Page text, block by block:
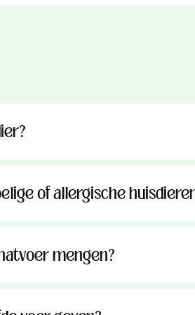
of allergische
mengen?